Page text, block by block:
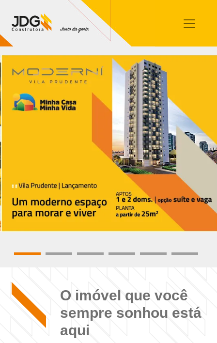
Contato
Sobre nós
Blog
O imóvel que você
sempre sonhou está
aqui